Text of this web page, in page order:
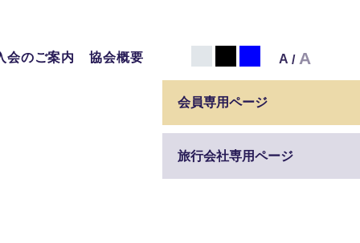
会のご案内 協会概要 A / A
会員専用ページ
旅行会社専用ページ